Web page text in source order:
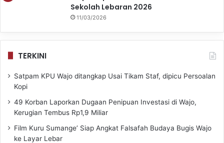
Sekolah Lebaran 2026
11/03/2026
TERKINI
Satpam KPU Wajo ditangkap Usai Tikam Staf, dipicu Persoalan
Kopi
49 Korban Laporkan Dugaan Penipuan Investasi di Wajo,
Kerugian Tembus Rp1,9 Miliar
Film Kuru Sumange’ Siap Angkat Falsafah Budaya Bugis Wajo
ke Layar Lebar